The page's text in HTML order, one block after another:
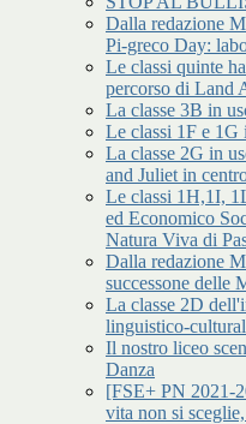
Dalla redazione
Pi-greco Day:
Le classi quinte
percorso di Land
La classe 3B in
Le classi 1F e 1G
La classe 2G in
and Juliet in
Le classi 1H,1I,
ed Economico
Natura Viva di
Dalla redazione
successone delle
La classe 2D
linguistico-
Il nostro liceo
Danza
[FSE+ PN 2021-
vita non si